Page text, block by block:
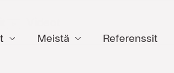
Meistä Referenssit